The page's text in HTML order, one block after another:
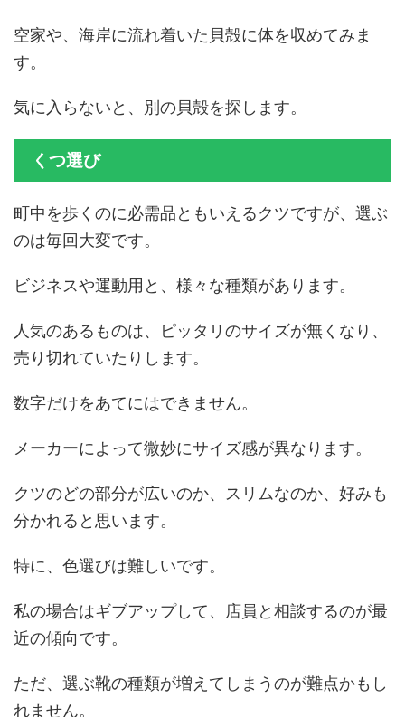
空家や、海岸に流れ着いた貝殻に体を収めてみま
す。
気に入らないと、別の貝殻を探します。
くつ選び
町中を歩くのに必需品ともいえるクツですが、選ぶ
のは毎回大変です。
ビジネスや運動用と、様々な種類があります。
人気のあるものは、ピッタリのサイズが無くなり、
売り切れていたりします。
数字だけをあてにはできません。
メーカーによって微妙にサイズ感が異なります。
クツのどの部分が広いのか、スリムなのか、好みも
分かれると思います。
特に、色選びは難しいです。
私の場合はギブアップして、店員と相談するのが最
近の傾向です。
ただ、選ぶ靴の種類が増えてしまうのが難点かもし
れません。